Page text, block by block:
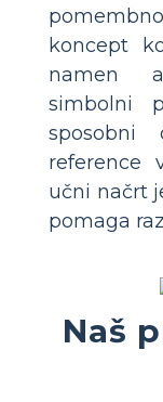
koncept
namen
simbolni
reference
učni načrt
pomaga
Naš